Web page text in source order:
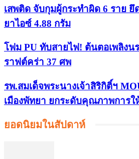
เสพติด จับกุมผู้กระทำผิด 6 ราย ยึ
ยาไอซ์ 4.88 กรัม
โฟม PU ทับสายไฟ! ต้นตอเพลิงน
ราฟต์คร่า 37 ศพ
รพ.สมเด็จพระนางเจ้าสิริกิติ์ฯ
เมืองพัทยา ยกระดับคุณภาพการใ
ยอดนิยมในสัปดาห์